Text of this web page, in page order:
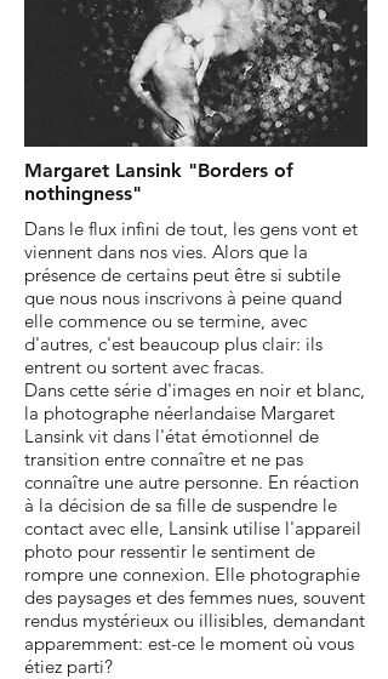
Margaret Lansink "Borders of
nothingness"
Dans le flux infini de tout, les gens vont et
viennent dans nos vies. Alors que la
présence de certains peut être si subtile
que nous nous inscrivons à peine quand
elle commence ou se termine, avec
d'autres, c'est beaucoup plus clair: ils
entrent ou sortent avec fracas.
Dans cette série d'images en noir et blanc,
la photographe néerlandaise Margaret
Lansink vit dans l'état émotionnel de
transition entre connaître et ne pas
connaître une autre personne. En réaction
à la décision de sa fille de suspendre le
contact avec elle, Lansink utilise l'appareil
photo pour ressentir le sentiment de
rompre une connexion. Elle photographie
des paysages et des femmes nues, souvent
rendus mystérieux ou illisibles, demandant
apparemment: est-ce le moment où vous
étiez parti?